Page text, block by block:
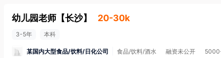
幼儿园老师 【长沙】 20-30k
3-5年 本科
某国内大型食品/饮料/日化公司 食品/饮料/酒水 融资未公开